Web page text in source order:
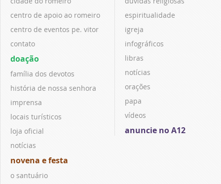
centro de apoio ao romeiro
centro de eventos pe. vitor
contato
doação
família dos devotos
história de nossa senhora
imprensa
locais turísticos
loja oficial
notícias
novena e festa
o santuário
espiritualidade
igreja
infográficos
libras
notícias
orações
papa
vídeos
anuncie no A12